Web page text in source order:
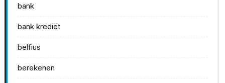
bank
bank krediet
belfius
berekenen